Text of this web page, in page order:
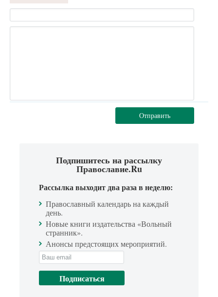
Отправить
Подпишитесь на рассылку
Православие.Ru
Рассылка выходит два раза в неделю:
Православный календарь на каждый
день.
Новые книги издательства «Вольный
странник».
Анонсы предстоящих мероприятий.